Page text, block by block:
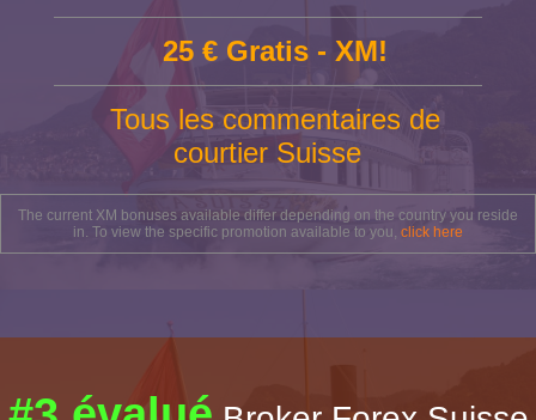
25 € Gratis - XM!
Tous les commentaires de
courtier Suisse
The current XM bonuses available differ depending on the country you reside
in. To view the specific promotion available to you, click here